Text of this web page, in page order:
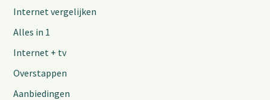
Internet vergelijken
Alles in 1
Internet + tv
Overstappen
Aanbiedingen